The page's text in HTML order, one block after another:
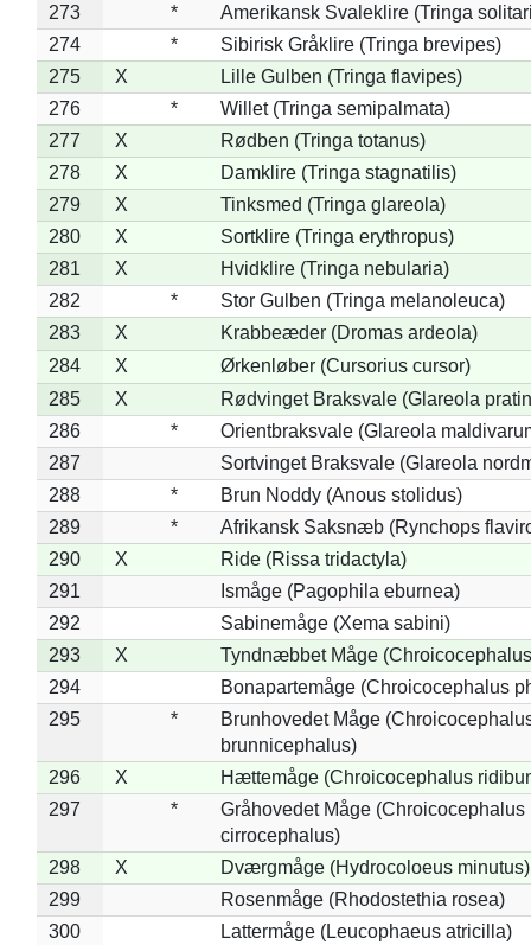
273
*
Amerikansk Svaleklire (Tringa
274
*
Sibirisk Gråklire (Tringa brevipes)
275
X
Lille Gulben (Tringa flavipes)
276
*
Willet (Tringa semipalmata)
277
X
Rødben (Tringa totanus)
278
X
Damklire (Tringa stagnatilis)
279
X
Tinksmed (Tringa glareola)
280
X
Sortklire (Tringa erythropus)
281
X
Hvidklire (Tringa nebularia)
282
*
Stor Gulben (Tringa melanoleuca)
283
X
Krabbeæder (Dromas ardeola)
284
X
Ørkenløber (Cursorius cursor)
285
X
Rødvinget Braksvale (Glareola
286
*
Orientbraksvale (Glareola
287
Sortvinget Braksvale (Glareola
288
*
Brun Noddy (Anous stolidus)
289
*
Afrikansk Saksnæb (Rynchops
290
X
Ride (Rissa tridactyla)
291
Ismåge (Pagophila eburnea)
292
Sabinemåge (Xema sabini)
293
X
Tyndnæbbet Måge
294
Bonapartemåge (Chroicocephalus
295
*
Brunhovedet Måge
brunnicephalus)
296
X
Hættemåge (Chroicocephalus
297
*
Gråhovedet Måge (Chroicocephalus
cirrocephalus)
298
X
Dværgmåge (Hydrocoloeus minutus)
299
Rosenmåge (Rhodostethia rosea)
300
Lattermåge (Leucophaeus atricilla)